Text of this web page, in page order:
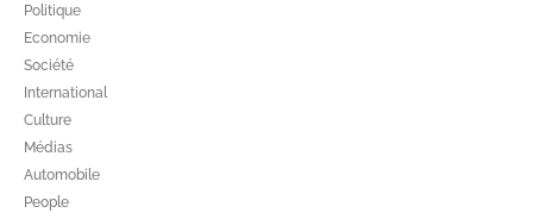
Politique
Economie
Société
International
Culture
Médias
Automobile
People